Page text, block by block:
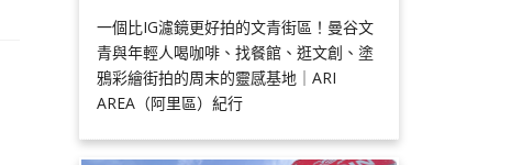
一個比IG濾鏡更好拍的文青街區！曼谷文
青與年輕人喝咖啡、找餐館、逛文創、塗
鴉彩繪街拍的周末的靈感基地｜ARI
AREA（阿里區）紀行